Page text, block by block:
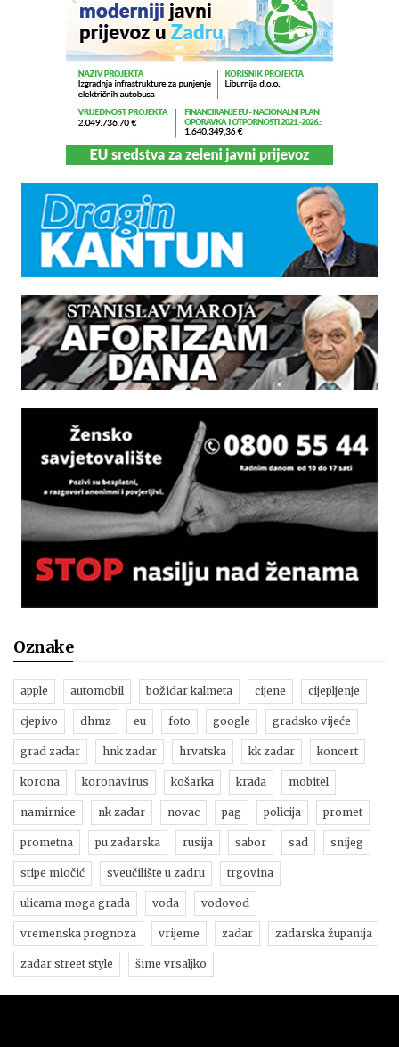
Oznake
apple automobil božidar kalmeta cijene cijepljenje
cjepivo dhmz eu foto google gradsko vijeće
grad zadar hnk zadar hrvatska kk zadar koncert
korona koronavirus košarka krađa mobitel
namirnice nk zadar novac pag policija promet
prometna pu zadarska rusija sabor sad snijeg
stipe miočić sveučilište u zadru trgovina
ulicama moga grada voda vodovod
vremenska prognoza vrijeme zadar zadarska županija
zadar street style šime vrsaljko